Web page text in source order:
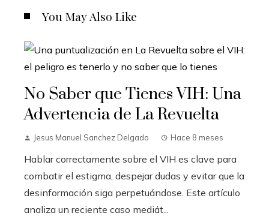
You May Also Like
No Saber que Tienes VIH: Una
Advertencia de La Revuelta
Jesus Manuel Sanchez Delgado Hace 8 meses
Hablar correctamente sobre el VIH es clave para
combatir el estigma, despejar dudas y evitar que la
desinformación siga perpetuándose. Este artículo
analiza un reciente caso mediát...